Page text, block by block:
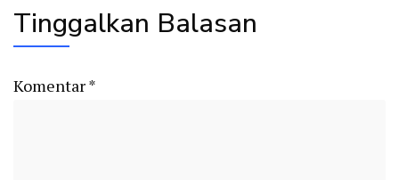
Tinggalkan Balasan
Komentar*